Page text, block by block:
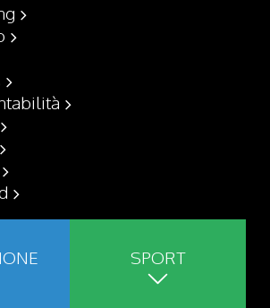
SPORT